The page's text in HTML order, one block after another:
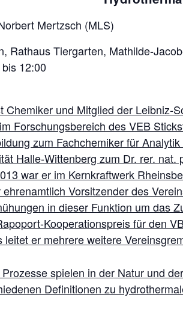
Mertzsch (MLS)
Rathaus Tiergarten, Mathilde-
12:00
Chemiker und Mitglied der Leibniz-
Forschungsbereich des VEB
zum Fachchemiker für
Halle-Wittenberg zum Dr. rer. nat.
war er im Kernkraftwerk
Vorsitzender des
in dieser Funktion um das
Kooperationspreis für den
leitet er mehrere weitere
spielen in der Natur und
Definitionen zu